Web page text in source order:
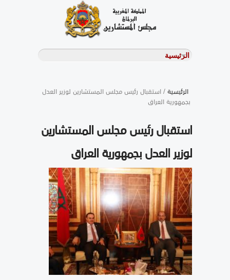
الرئيسية/ استقبال رئيس مجلس المستشارين لوزير العدل
بجمهورية العراق
استقبال رئيس مجلس المستشارين
لوزير العدل بجمهورية العراق